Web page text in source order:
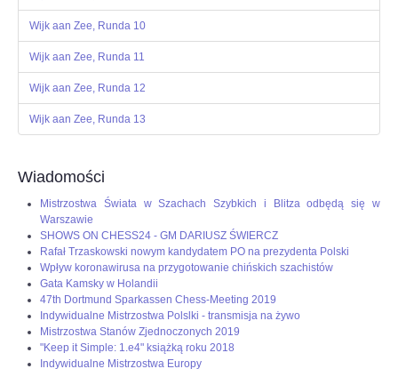
Z KALENDARZA
Wijk aan Zee, Runda 10
Wijk aan Zee, Runda 11
Wijk aan Zee, Runda 12
Wijk aan Zee, Runda 13
Wiadomości
Mistrzostwa Świata w Szachach Szybkich i Blitza odbędą się w
Warszawie
SHOWS ON CHESS24 - GM DARIUSZ ŚWIERCZ
Rafał Trzaskowski nowym kandydatem PO na prezydenta Polski
Wpływ koronawirusa na przygotowanie chińskich szachistów
Gata Kamsky w Holandii
47th Dortmund Sparkassen Chess-Meeting 2019
Indywidualne Mistrzostwa Polslki - transmisja na żywo
Mistrzostwa Stanów Zjednoczonych 2019
"Keep it Simple: 1.e4" książką roku 2018
Indywidualne Mistrzostwa Europy